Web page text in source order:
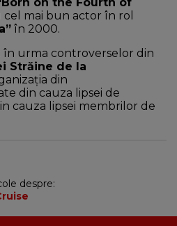
mai bun actor în rol
în 2000.
în urma controverselor din
Străine de la
din
din cauza lipsei de
cauza lipsei membrilor de
despre: